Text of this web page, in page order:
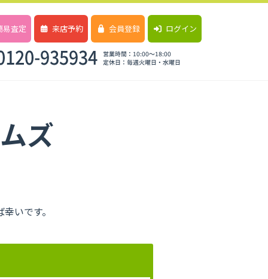
易査定 来店予約 会員登録 ログイン
ズ
いです。